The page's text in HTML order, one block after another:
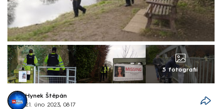
5 fotografií
Hynek Štěpán
21. úno 2023, 08:17